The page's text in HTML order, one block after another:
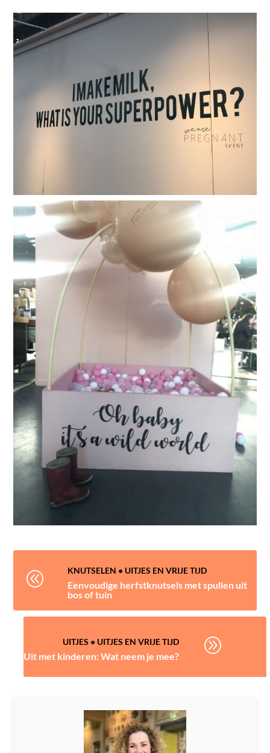
@ KNUTSELEN •UITJES EN VRIJE TIJD
Eenvoudige herfstknutsels met spullen uit
bos of tuin
UITJES • UITJES EN VRIJE TIJD
Uit met kinderen: Wat neem je mee?
A